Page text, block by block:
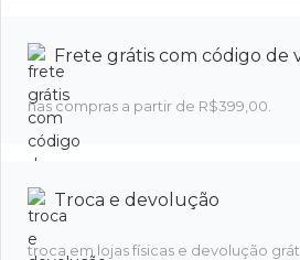
Frete grátis com código de
nas compras a partir de R$399,00.
Troca e devolução
troca em lojas físicas e devolução